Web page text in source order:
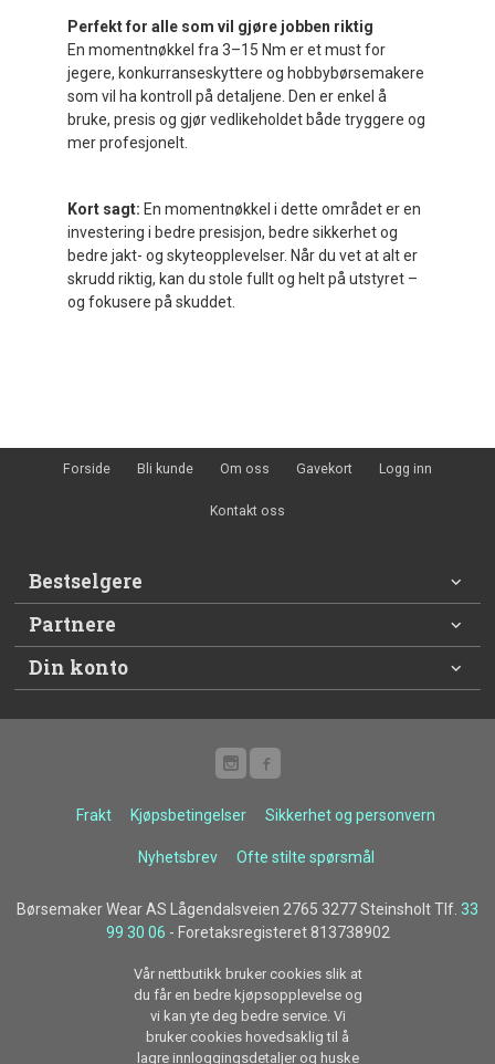
Perfekt for alle som vil gjøre jobben riktig
En momentnøkkel fra 3–15 Nm er et must for
jegere, konkurranseskyttere og hobbybørsemakere
som vil ha kontroll på detaljene. Den er enkel å
bruke, presis og gjør vedlikeholdet både tryggere og
mer profesjonelt.
Kort sagt: En momentnøkkel i dette området er en
investering i bedre presisjon, bedre sikkerhet og
bedre jakt- og skyteopplevelser. Når du vet at alt er
skrudd riktig, kan du stole fullt og helt på utstyret –
og fokusere på skuddet.
Forside Bli kunde Om oss Gavekort Logg inn
Kontakt oss
Bestselgere
Partnere
Din konto
Frakt Kjøpsbetingelser Sikkerhet og personvern
Nyhetsbrev Ofte stilte spørsmål
Børsemaker Wear AS Lågendalsveien 2765 3277 Steinsholt Tlf. 33
99 30 06 - Foretaksregisteret 813738902
Vår nettbutikk bruker cookies slik at
du får en bedre kjøpsopplevelse og
vi kan yte deg bedre service. Vi
bruker cookies hovedsaklig til å
lagre innloggingsdetaljer og huske